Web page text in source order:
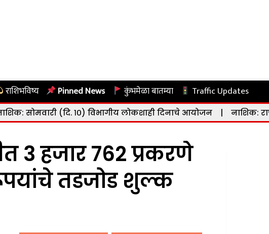
राशिभविष्य Pinned News कुंभमेळा बातम्या Traffic Updates
१०) विभागीय लोकशाही दिनाचे आयोजन | नाशिक: राष्ट्रीय भूकंप
3 हजार 762 प्रकरणे
तडजोड शुल्क